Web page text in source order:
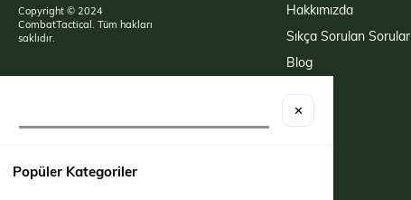
Hakkımızda
Sıkça Sorulan Sorular
Blog
Copyright © 2024
CombatTactical. Tüm hakları
saklıdır.
✕
Popüler Kategoriler